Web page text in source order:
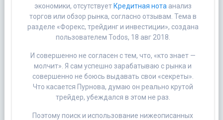
экономики, отсутствует Кредитная нота анализ
торгов или обзор рынка, согласно отзывам. Тема в
разделе «Форекс, трейдинг и инвестиции», создана
пользователем Todos, 18 авг 2018.
И совершенно не согласен с тем, что, «кто знает —
молчит». Я сам успешно зарабатываю с рынка и
совершенно не боюсь выдавать свои «секреты».
Что касается Пурнова, думаю он реально крутой
трейдер, убеждался в этом не раз.
Поэтому поиск и использование нижеописанных